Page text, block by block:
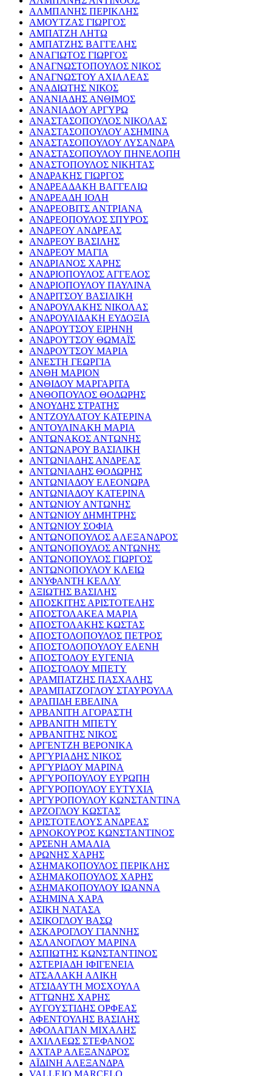
ΑΛΜΠΑΝΗΣ ΠΕΡΙΚΛΗΣ
ΑΜΟΥΤΖΑΣ ΓΙΩΡΓΟΣ
ΑΜΠΑΤΖΗ ΛΗΤΩ
ΑΜΠΑΤΖΗΣ ΒΑΓΓΕΛΗΣ
ΑΝΑΓΙΩΤΟΣ ΓΙΩΡΓΟΣ
ΑΝΑΓΝΩΣΤΟΠΟΥΛΟΣ ΝΙΚΟΣ
ΑΝΑΓΝΩΣΤΟΥ ΑΧΙΛΛΕΑΣ
ΑΝΑΔΙΩΤΗΣ ΝΙΚΟΣ
ΑΝΑΝΙΑΔΗΣ ΑΝΘΙΜΟΣ
ΑΝΑΝΙΑΔΟΥ ΑΡΓΥΡΩ
ΑΝΑΣΤΑΣΟΠΟΥΛΟΣ ΝΙΚΟΛΑΣ
ΑΝΑΣΤΑΣΟΠΟΥΛΟΥ ΑΣΗΜΙΝΑ
ΑΝΑΣΤΑΣΟΠΟΥΛΟΥ ΛΥΣΑΝΔΡΑ
ΑΝΑΣΤΑΣΟΠΟΥΛΟΥ ΠΗΝΕΛΟΠΗ
ΑΝΑΣΤΟΠΟΥΛΟΣ ΝΙΚΗΤΑΣ
ΑΝΔΡΑΚΗΣ ΓΙΩΡΓΟΣ
ΑΝΔΡΕΑΔΑΚΗ ΒΑΓΓΕΛΙΩ
ΑΝΔΡΕΑΔΗ ΙΟΛΗ
ΑΝΔΡΕΟΒΙΤΣ ΑΝΤΡΙΑΝΑ
ΑΝΔΡΕΟΠΟΥΛΟΣ ΣΠΥΡΟΣ
ΑΝΔΡΕΟΥ ΑΝΔΡΕΑΣ
ΑΝΔΡΕΟΥ ΒΑΣΙΛΗΣ
ΑΝΔΡΕΟΥ ΜΑΓΙΑ
ΑΝΔΡΙΑΝΟΣ ΧΑΡΗΣ
ΑΝΔΡΙΟΠΟΥΛΟΣ ΑΓΓΕΛΟΣ
ΑΝΔΡΙΟΠΟΥΛΟΥ ΠΑΥΛΙΝΑ
ΑΝΔΡΙΤΣΟΥ ΒΑΣΙΛΙΚΗ
ΑΝΔΡΟΥΛΑΚΗΣ ΝΙΚΟΛΑΣ
ΑΝΔΡΟΥΛΙΔΑΚΗ ΕΥΔΟΞΙΑ
ΑΝΔΡΟΥΤΣΟΥ ΕΙΡΗΝΗ
ΑΝΔΡΟΥΤΣΟΥ ΘΩΜΑΪΣ
ΑΝΔΡΟΥΤΣΟΥ ΜΑΡΙΑ
ΑΝΕΣΤΗ ΓΕΩΡΓΙΑ
ΑΝΘΗ ΜΑΡΙΟΝ
ΑΝΘΙΔΟΥ ΜΑΡΓΑΡΙΤΑ
ΑΝΘΟΠΟΥΛΟΣ ΘΟΔΩΡΗΣ
ΑΝΟΥΔΗΣ ΣΤΡΑΤΗΣ
ΑΝΤΖΟΥΛΑΤΟΥ ΚΑΤΕΡΙΝΑ
ΑΝΤΟΥΛΙΝΑΚΗ ΜΑΡΙΑ
ΑΝΤΩΝΑΚΟΣ ΑΝΤΩΝΗΣ
ΑΝΤΩΝΑΡΟΥ ΒΑΣΙΛΙΚΗ
ΑΝΤΩΝΙΑΔΗΣ ΑΝΔΡΕΑΣ
ΑΝΤΩΝΙΑΔΗΣ ΘΟΔΩΡΗΣ
ΑΝΤΩΝΙΑΔΟΥ ΕΛΕΟΝΩΡΑ
ΑΝΤΩΝΙΑΔΟΥ ΚΑΤΕΡΙΝΑ
ΑΝΤΩΝΙΟΥ ΑΝΤΩΝΗΣ
ΑΝΤΩΝΙΟΥ ΔΗΜΗΤΡΗΣ
ΑΝΤΩΝΙΟΥ ΣΟΦΙΑ
ΑΝΤΩΝΟΠΟΥΛΟΣ ΑΛΕΞΑΝΔΡΟΣ
ΑΝΤΩΝΟΠΟΥΛΟΣ ΑΝΤΩΝΗΣ
ΑΝΤΩΝΟΠΟΥΛΟΣ ΓΙΩΡΓΟΣ
ΑΝΤΩΝΟΠΟΥΛΟΥ ΚΛΕΙΩ
ΑΝΥΦΑΝΤΗ ΚΕΛΛΥ
ΑΞΙΩΤΗΣ ΒΑΣΙΛΗΣ
ΑΠΟΣΚΙΤΗΣ ΑΡΙΣΤΟΤΕΛΗΣ
ΑΠΟΣΤΟΛΑΚΕΑ ΜΑΡΙΑ
ΑΠΟΣΤΟΛΑΚΗΣ ΚΩΣΤΑΣ
ΑΠΟΣΤΟΛΟΠΟΥΛΟΣ ΠΕΤΡΟΣ
ΑΠΟΣΤΟΛΟΠΟΥΛΟΥ ΕΛΕΝΗ
ΑΠΟΣΤΟΛΟΥ ΕΥΓΕΝΙΑ
ΑΠΟΣΤΟΛΟΥ ΜΠΕΤΥ
ΑΡΑΜΠΑΤΖΗΣ ΠΑΣΧΑΛΗΣ
ΑΡΑΜΠΑΤΖΟΓΛΟΥ ΣΤΑΥΡΟΥΛΑ
ΑΡΑΠΙΔΗ ΕΒΕΛΙΝΑ
ΑΡΒΑΝΙΤΗ ΑΓΟΡΑΣΤΗ
ΑΡΒΑΝΙΤΗ ΜΠΕΤΥ
ΑΡΒΑΝΙΤΗΣ ΝΙΚΟΣ
ΑΡΓΕΝΤΖΗ ΒΕΡΟΝΙΚΑ
ΑΡΓΥΡΙΑΔΗΣ ΝΙΚΟΣ
ΑΡΓΥΡΙΔΟΥ ΜΑΡΙΝΑ
ΑΡΓΥΡΟΠΟΥΛΟΥ ΕΥΡΩΠΗ
ΑΡΓΥΡΟΠΟΥΛΟΥ ΕΥΤΥΧΙΑ
ΑΡΓΥΡΟΠΟΥΛΟΥ ΚΩΝΣΤΑΝΤΙΝΑ
ΑΡΖΟΓΛΟΥ ΚΩΣΤΑΣ
ΑΡΙΣΤΟΤΕΛΟΥΣ ΑΝΔΡΕΑΣ
ΑΡΝΟΚΟΥΡΟΣ ΚΩΝΣΤΑΝΤΙΝΟΣ
ΑΡΣΕΝΗ ΑΜΑΛΙΑ
ΑΡΩΝΗΣ ΧΑΡΗΣ
ΑΣΗΜΑΚΟΠΟΥΛΟΣ ΠΕΡΙΚΛΗΣ
ΑΣΗΜΑΚΟΠΟΥΛΟΣ ΧΑΡΗΣ
ΑΣΗΜΑΚΟΠΟΥΛΟΥ ΙΩΑΝΝΑ
ΑΣΗΜΙΝΑ ΧΑΡΑ
ΑΣΙΚΗ ΝΑΤΑΣΑ
ΑΣΙΚΟΓΛΟΥ ΒΑΣΩ
ΑΣΚΑΡΟΓΛΟΥ ΓΙΑΝΝΗΣ
ΑΣΛΑΝΟΓΛΟΥ ΜΑΡΙΝΑ
ΑΣΠΙΩΤΗΣ ΚΩΝΣΤΑΝΤΙΝΟΣ
ΑΣΤΕΡΙΑΔΗ ΙΦΙΓΕΝΕΙΑ
ΑΤΣΑΛΑΚΗ ΑΛΙΚΗ
ΑΤΣΙΔΑΥΤΗ ΜΟΣΧΟΥΛΑ
ΑΤΤΩΝΗΣ ΧΑΡΗΣ
ΑΥΓΟΥΣΤΙΔΗΣ ΟΡΦΕΑΣ
ΑΦΕΝΤΟΥΛΗΣ ΒΑΣΙΛΗΣ
ΑΦΟΛΑΓΙΑΝ ΜΙΧΑΛΗΣ
ΑΧΙΛΛΕΩΣ ΣΤΕΦΑΝΟΣ
ΑΧΤΑΡ ΑΛΕΞΑΝΔΡΟΣ
ΑΪΔΙΝΗ ΑΛΕΞΑΝΔΡΑ